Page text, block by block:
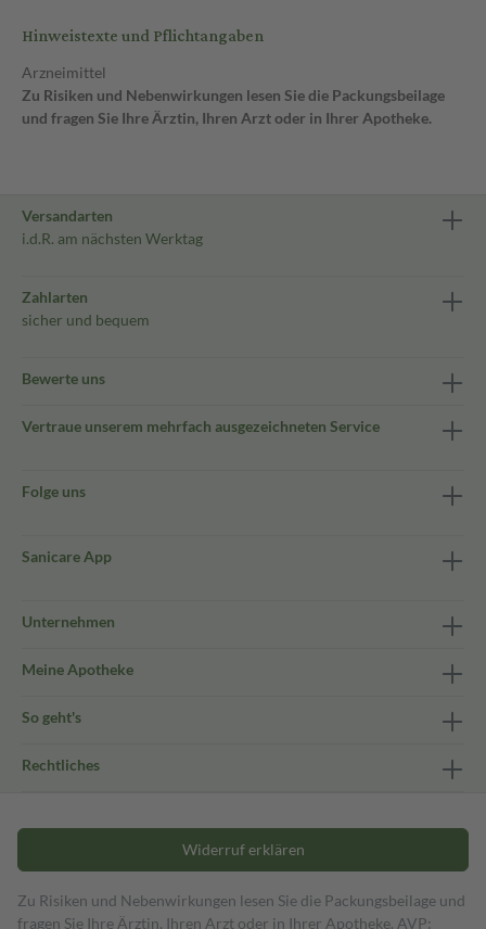
Hinweistexte und Pflichtangaben
Arzneimittel
Zu Risiken und Nebenwirkungen lesen Sie die Packungsbeilage
und fragen Sie Ihre Ärztin, Ihren Arzt oder in Ihrer Apotheke.
Versandarten
i.d.R. am nächsten Werktag
Zahlarten
sicher und bequem
Bewerte uns
Vertraue unserem mehrfach ausgezeichneten Service
Folge uns
Sanicare App
Unternehmen
Meine Apotheke
So geht's
Rechtliches
Widerruf erklären
Zu Risiken und Nebenwirkungen lesen Sie die Packungsbeilage und
fragen Sie Ihre Ärztin, Ihren Arzt oder in Ihrer Apotheke. AVP: